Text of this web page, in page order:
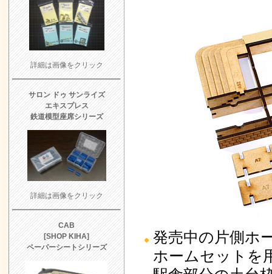
発売中の片側ホ
ホームセットを
詳細は画像をクリック
サロン ドゥ サンライズ
エキスプレス
鉄道模型座席シリーズ
詳細は画像をクリック
CAB
[SHOP KIHA]
ペーパーシートシリーズ